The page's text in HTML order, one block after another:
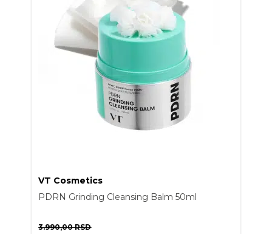
VT Cosmetics
PDRN Grinding Cleansing Balm 50ml
3.990,00RSD